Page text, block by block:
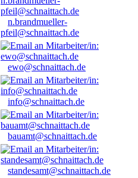
n.brandmueller-
pfeil@schnaittach.de
ewo@schnaittach.de
info@schnaittach.de
bauamt@schnaittach.de
standesamt@schnaittach.de